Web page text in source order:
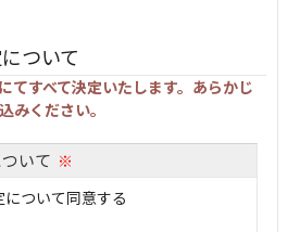
ついて
てすべて決定いたします。あらかじ
みください。
いて ※
ついて同意する